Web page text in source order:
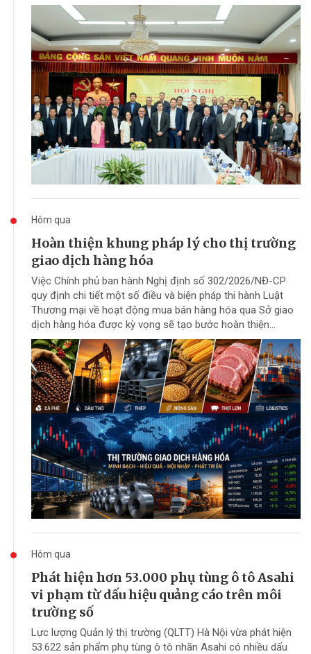
Hôm qua
Hoàn thiện khung pháp lý cho thị trường
giao dịch hàng hóa
Việc Chính phủ ban hành Nghị định số 302/2026/NĐ-CP
quy định chi tiết một số điều và biện pháp thi hành Luật
Thương mại về hoạt động mua bán hàng hóa qua Sở giao
dịch hàng hóa được kỳ vọng sẽ tạo bước hoàn thiện...
Hôm qua
Phát hiện hơn 53.000 phụ tùng ô tô Asahi
vi phạm từ dấu hiệu quảng cáo trên môi
trường số
Lực lượng Quản lý thị trường (QLTT) Hà Nội vừa phát hiện
53.622 sản phẩm phụ tùng ô tô nhãn Asahi có nhiều dấu